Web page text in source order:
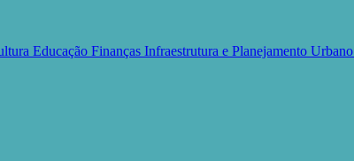
Educação Finanças Infraestrutura e Planejamento Urbano